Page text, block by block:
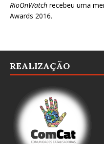
RioOnWatch recebeu uma
Awards 2016.
REALIZAÇÃO